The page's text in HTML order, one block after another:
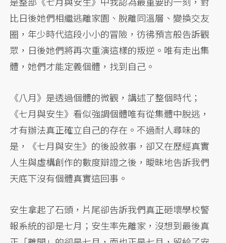
比日後她們相繼逃離家園、脫離同溫層、變換交友
圈，年少時代這段小小的冒險，彷彿預言般告訴觀
眾，日後她們將再次重演這樣的叛逆。唯有走出集
體，她們才能定義個體，找到自己。
《八月》是透過個體的微觀，講述了整個時代；
《七月與安生》看似強調個體唯有從集體中脫逃，
才有辦法真正確立自己的存在。不過耐人尋味的
是，《七月與安生》的後設敘事，卻又在歷經真實
人生與虛構創作的數度辯證之後，曖昧地告訴我們
天底下沒有個體真實這回事。
安生拿起了石頭，片尾卻告訴我們真正砸壞學校警
報系統的卻是七月；安生率先離家，沒想到最後真